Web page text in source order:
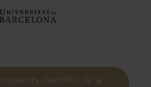
científics de la